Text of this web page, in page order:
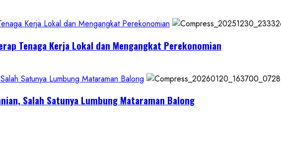
Kerja Lokal dan Mengangkat Perekonomian
Tenaga Kerja Lokal dan Mengangkat Perekonomian
Satunya Lumbung Mataraman Balong
Salah Satunya Lumbung Mataraman Balong